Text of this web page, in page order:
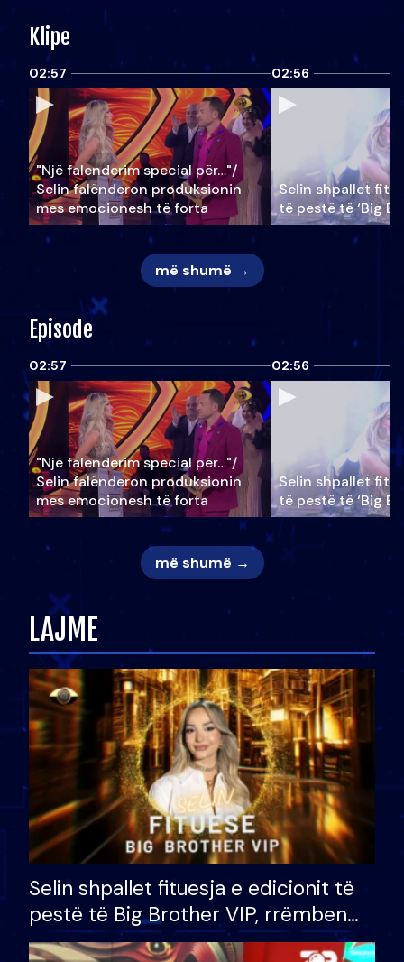
Klipe
02:57
"Një falenderim special për…"/
Selin falënderon produksionin
mes emocionesh të forta
02:56
Selin shpallet
të pestë të ‘Big
më shumë →
Episode
02:57
"Një falenderim special për…"/
Selin falënderon produksionin
mes emocionesh të forta
02:56
Selin shpallet
të pestë të ‘Big
më shumë →
LAJME
Selin shpallet fituesja e edicionit të
pestë të Big Brother VIP, rrëmben
çmimin e madh prej 100 mijë eurosh